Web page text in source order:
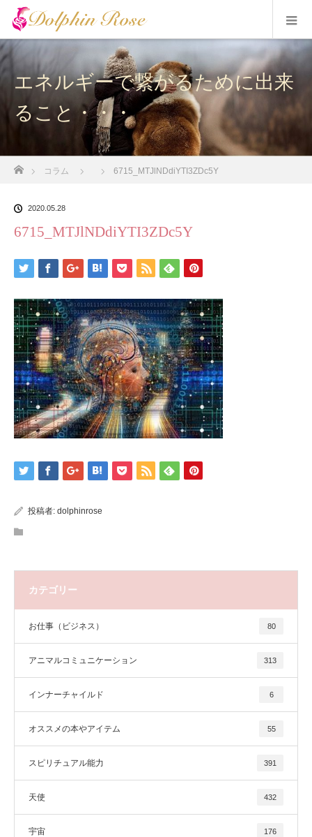
エネルギーで繋がるために出来
ること・・・
コラム 6715_MTJlNDdiYTI3ZDc5Y
2020.05.28
6715_MTJlNDdiYTI3ZDc5Y
投稿者: dolphinrose
カテゴリー
お仕事（ビジネス） 80
アニマルコミュニケーション 313
インナーチャイルド 6
オススメの本やアイテム 55
スピリチュアル能力 391
天使 432
宇宙 176